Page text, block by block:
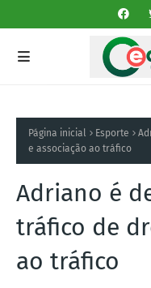
Página inicial Esporte
e associação ao tráfico
Adriano é
tráfico de
ao tráfico